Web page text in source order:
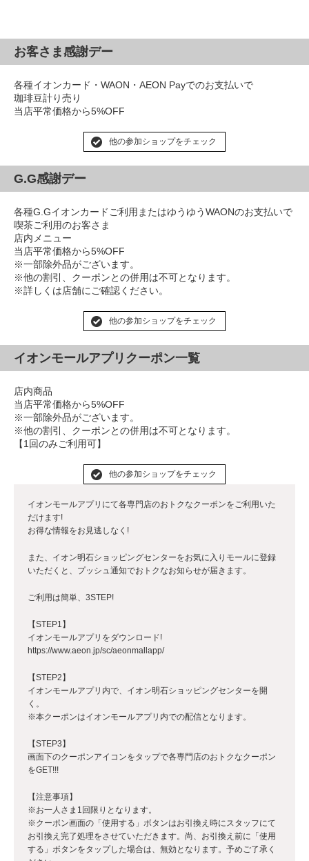
お客さま感謝デー
各種イオンカード・WAON・AEON Payでのお支払いで
珈琲豆計り売り
当店平常価格から5%OFF
他の参加ショップをチェック
G.G感謝デー
各種G.Gイオンカードご利用またはゆうゆうWAONのお支払いで
喫茶ご利用のお客さま
店内メニュー
当店平常価格から5%OFF
※一部除外品がございます。
※他の割引、クーポンとの併用は不可となります。
※詳しくは店舗にご確認ください。
他の参加ショップをチェック
イオンモールアプリクーポン一覧
店内商品
当店平常価格から5%OFF
※一部除外品がございます。
※他の割引、クーポンとの併用は不可となります。
【1回のみご利用可】
他の参加ショップをチェック
イオンモールアプリにて各専門店のおトクなクーポンをご利用いた
だけます!
お得な情報をお見逃しなく!
また、イオン明石ショッピングセンターをお気に入りモールに登録
いただくと、プッシュ通知でおトクなお知らせが届きます。
ご利用は簡単、3STEP!
【STEP1】
イオンモールアプリをダウンロード!
https://www.aeon.jp/sc/aeonmallapp/
【STEP2】
イオンモールアプリ内で、イオン明石ショッピングセンターを開
く。
※本クーポンはイオンモールアプリ内での配信となります。
【STEP3】
画面下のクーポンアイコンをタップで各専門店のおトクなクーポン
をGET!!!
【注意事項】
※お一人さま1回限りとなります。
※クーポン画面の「使用する」ボタンはお引換え時にスタッフにて
お引換え完了処理をさせていただきます。尚、お引換え前に「使用
する」ボタンをタップした場合は、無効となります。予めご了承く